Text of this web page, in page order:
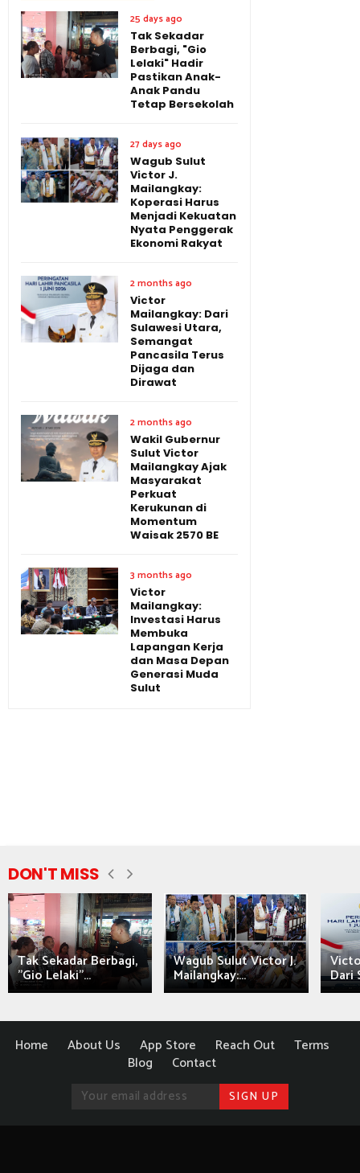
25 days ago
Tak Sekadar
Berbagi, "Gio
Lelaki" Hadir
Pastikan Anak-
Anak Pandu
Tetap Bersekolah
27 days ago
Wagub Sulut
Victor J.
Mailangkay:
Koperasi Harus
Menjadi Kekuatan
Nyata Penggerak
Ekonomi Rakyat
2 months ago
Victor
Mailangkay: Dari
Sulawesi Utara,
Semangat
Pancasila Terus
Dijaga dan
Dirawat
2 months ago
Wakil Gubernur
Sulut Victor
Mailangkay Ajak
Masyarakat
Perkuat
Kerukunan di
Momentum
Waisak 2570 BE
3 months ago
Victor
Mailangkay:
Investasi Harus
Membuka
Lapangan Kerja
dan Masa Depan
Generasi Muda
Sulut
DON'T MISS
Tak Sekadar Berbagi,
"Gio Lelaki"...
Wagub Sulut Victor J.
Mailangkay:... Dari
Home About Us App Store Reach Out
Terms
Blog
Contact